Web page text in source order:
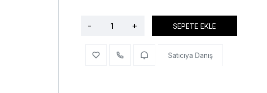
- + SEPETE EKLE
Satıcıya Danış